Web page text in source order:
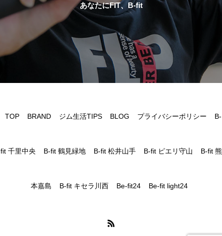
あなたにFIT、B-fit
TOP BRAND ジム生活TIPS BLOG プライバシーポリシー B-
fit 千里中央 B-fit 鶴見緑地 B-fit 松井山手 B-fit ピエリ守山 B-fit 熊
本嘉島 B-fit キセラ川西 Be-fit24 Be-fit light24